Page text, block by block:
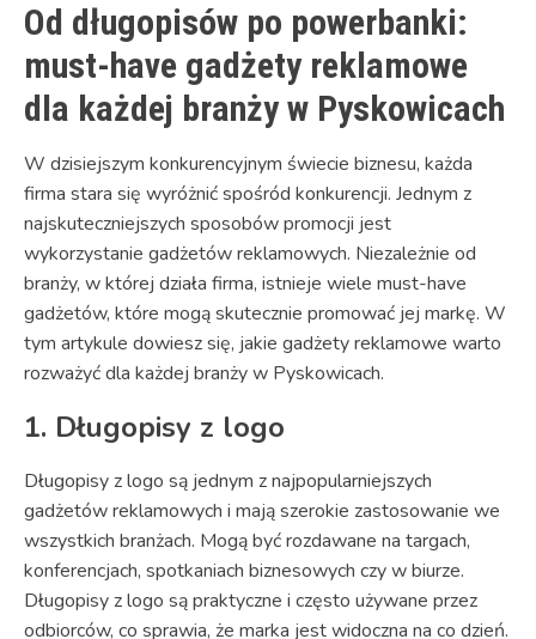
Od długopisów po powerbanki:
must-have gadżety reklamowe
dla każdej branży w Pyskowicach
W dzisiejszym konkurencyjnym świecie biznesu, każda
firma stara się wyróżnić spośród konkurencji. Jednym z
najskuteczniejszych sposobów promocji jest
wykorzystanie gadżetów reklamowych. Niezależnie od
branży, w której działa firma, istnieje wiele must-have
gadżetów, które mogą skutecznie promować jej markę. W
tym artykule dowiesz się, jakie gadżety reklamowe warto
rozważyć dla każdej branży w Pyskowicach.
1. Długopisy z logo
Długopisy z logo są jednym z najpopularniejszych
gadżetów reklamowych i mają szerokie zastosowanie we
wszystkich branżach. Mogą być rozdawane na targach,
konferencjach, spotkaniach biznesowych czy w biurze.
Długopisy z logo są praktyczne i często używane przez
odbiorców, co sprawia, że marka jest widoczna na co dzień.